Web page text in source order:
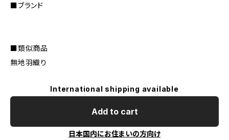
■ブランド
■類似商品
無地羽織り
International shipping available
Add to cart
日本国内にお住まいの方向け